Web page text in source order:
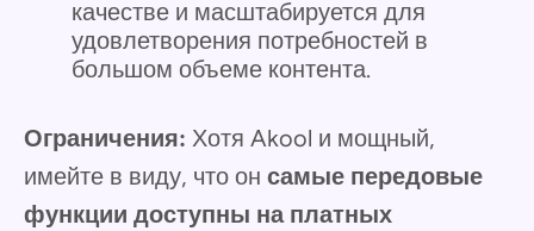
качестве и масштабируется для
удовлетворения потребностей в
большом объеме контента.
Ограничения: Хотя Akool и мощный,
имейте в виду, что он самые передовые
функции доступны на платных